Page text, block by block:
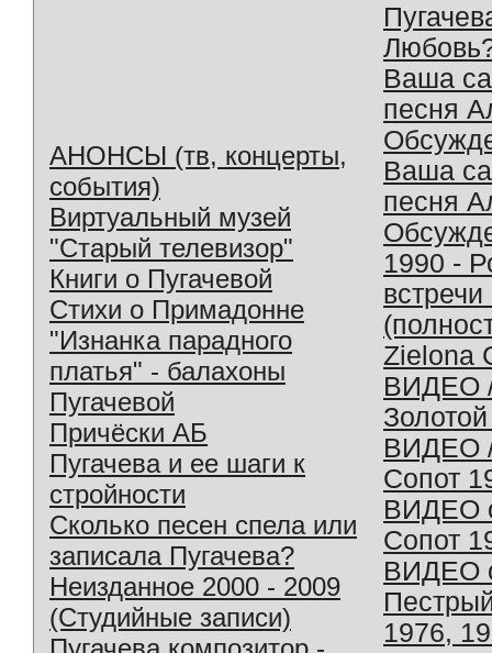
АНОНСЫ (тв, концерты,
события)
Виртуальный музей
"Старый телевизор"
Книги о Пугачевой
Стихи о Примадонне
"Изнанка парадного
платья" - балахоны
Пугачевой
Причёски АБ
Пугачева и ее шаги к
стройности
Сколько песен спела или
записала Пугачева?
Неизданное 2000 - 2009
(Студийные записи)
Ваша
песня
Ваша
песня
1990 -
Zielona
ВИДЕО
ВИДЕО
Сопот
ВИДЕО
Сопот
ВИДЕО
1976,